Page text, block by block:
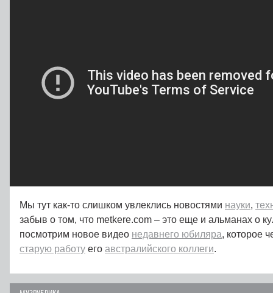
Мы тут как-то слишком увлеклись новостями науки,
забыв о том, что metkere.com – это еще и альманах о
посмотрим новое видео недавнего юбиляра, которое
старую работу его австралийского коллеги.